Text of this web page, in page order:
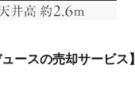
ースの売却サービス】